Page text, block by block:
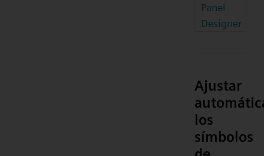
Panel
Designer
Ajustar
los
símbolos